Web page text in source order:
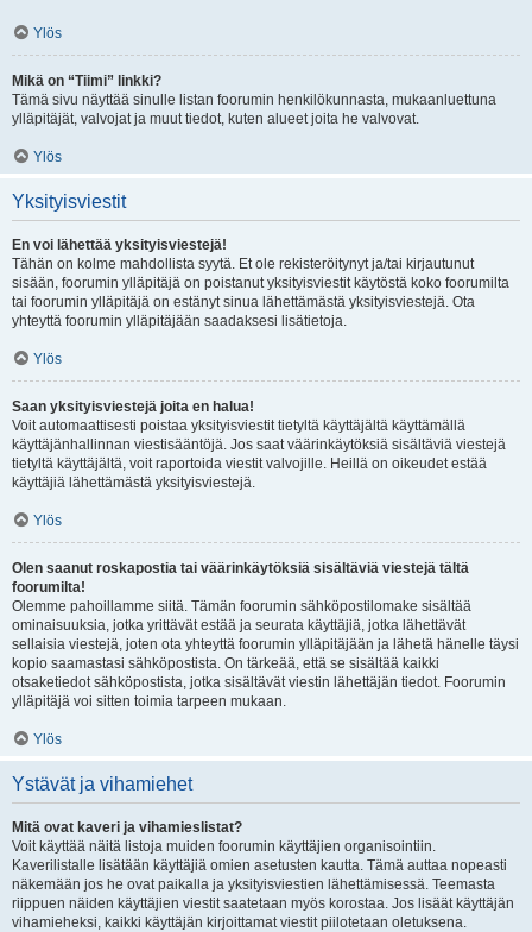
Ylös
Mikä on “Tiimi” linkki?
Tämä sivu näyttää sinulle listan foorumin henkilökunnasta, mukaanluettuna
ylläpitäjät, valvojat ja muut tiedot, kuten alueet joita he valvovat.
Ylös
Yksityisviestit
En voi lähettää yksityisviestejä!
Tähän on kolme mahdollista syytä. Et ole rekisteröitynyt ja/tai kirjautunut
sisään, foorumin ylläpitäjä on poistanut yksityisviestit käytöstä koko foorumilta
tai foorumin ylläpitäjä on estänyt sinua lähettämästä yksityisviestejä. Ota
yhteyttä foorumin ylläpitäjään saadaksesi lisätietoja.
Ylös
Saan yksityisviestejä joita en halua!
Voit automaattisesti poistaa yksityisviestit tietyltä käyttäjältä käyttämällä
käyttäjänhallinnan viestisääntöjä. Jos saat väärinkäytöksiä sisältäviä viestejä
tietyltä käyttäjältä, voit raportoida viestit valvojille. Heillä on oikeudet estää
käyttäjiä lähettämästä yksityisviestejä.
Ylös
Olen saanut roskapostia tai väärinkäytöksiä sisältäviä viestejä tältä
foorumilta!
Olemme pahoillamme siitä. Tämän foorumin sähköpostilomake sisältää
ominaisuuksia, jotka yrittävät estää ja seurata käyttäjiä, jotka lähettävät
sellaisia viestejä, joten ota yhteyttä foorumin ylläpitäjään ja lähetä hänelle täysi
kopio saamastasi sähköpostista. On tärkeää, että se sisältää kaikki
otsaketiedot sähköpostista, jotka sisältävät viestin lähettäjän tiedot. Foorumin
ylläpitäjä voi sitten toimia tarpeen mukaan.
Ylös
Ystävät ja vihamiehet
Mitä ovat kaveri ja vihamieslistat?
Voit käyttää näitä listoja muiden foorumin käyttäjien organisointiin.
Kaverilistalle lisätään käyttäjiä omien asetusten kautta. Tämä auttaa nopeasti
näkemään jos he ovat paikalla ja yksityisviestien lähettämisessä. Teemasta
riippuen näiden käyttäjien viestit saatetaan myös korostaa. Jos lisäät käyttäjän
vihamieheksi, kaikki käyttäjän kirjoittamat viestit piilotetaan oletuksena.